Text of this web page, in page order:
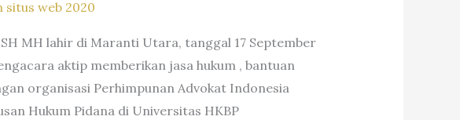
situs web 2020
MH lahir di Maranti Utara, tanggal 17 September
aktip memberikan jasa hukum , bantuan
organisasi Perhimpunan Advokat Indonesia
Hukum Pidana di Universitas HKBP